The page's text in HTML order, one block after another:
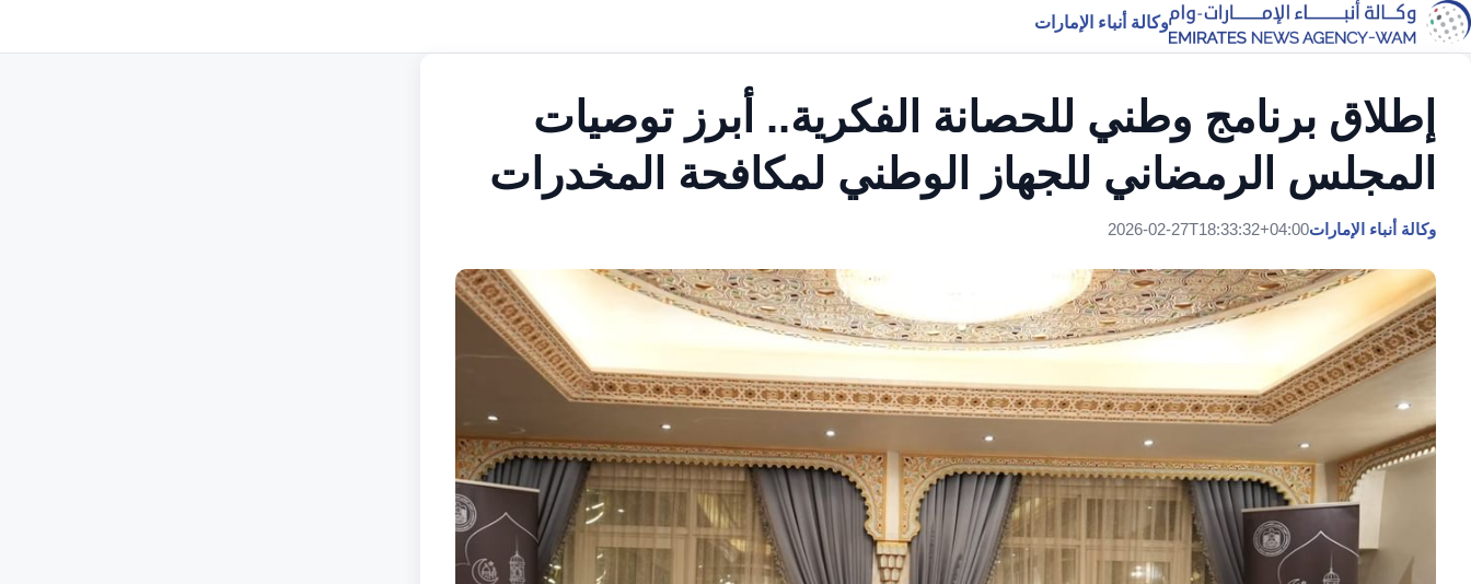
وكالة أنباء الإمارات
إطلاق برنامج وطني للحصانة الفكرية.. أبرز توصيات
المجلس الرمضاني للجهاز الوطني لمكافحة المخدرات
وكالة أنباء الإمارات2026-02-27T18:33:32+04:00